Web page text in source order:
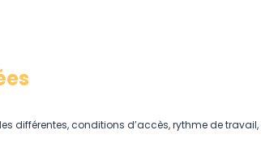
conditions d’accès, rythme de